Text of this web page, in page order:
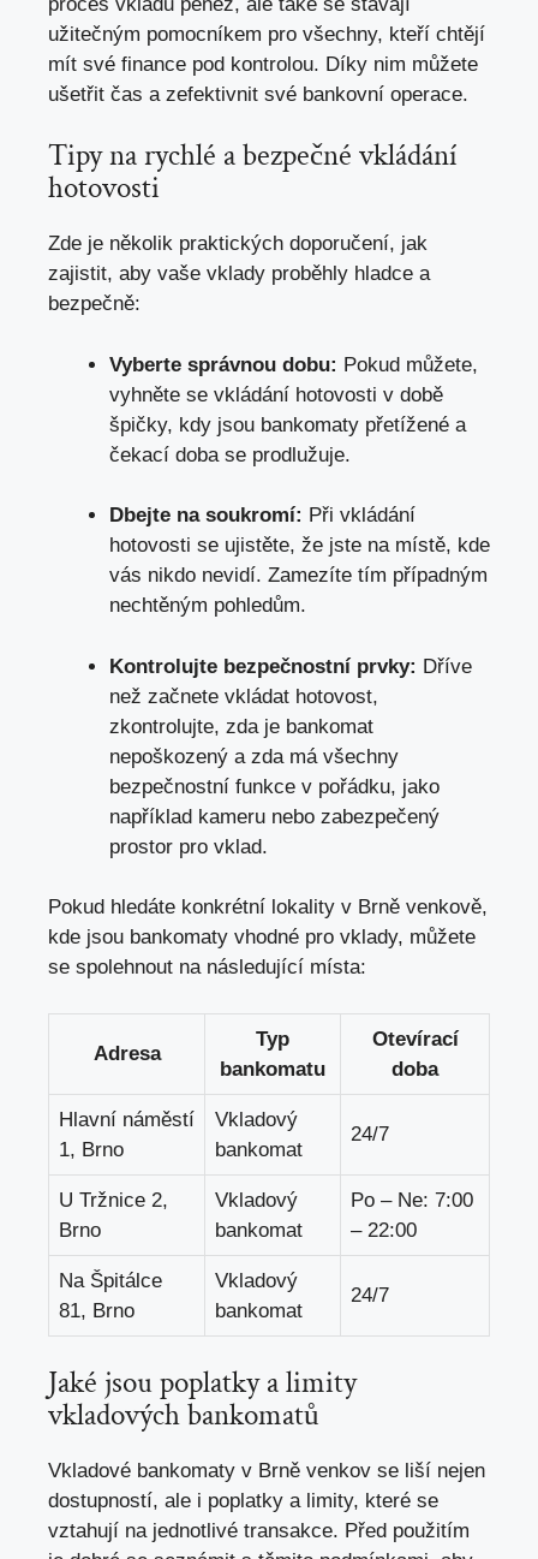
užitečným pomocníkem pro všechny, kteří chtějí
mít své finance pod kontrolou. Díky nim můžete
ušetřit čas a zefektivnit své bankovní operace.
Tipy na rychlé a bezpečné vkládání
hotovosti
Zde je několik praktických doporučení, jak
zajistit, aby vaše vklady proběhly hladce a
bezpečně:
Vyberte správnou dobu: Pokud můžete,
vyhněte se vkládání hotovosti v době
špičky, kdy jsou bankomaty přetížené a
čekací doba se prodlužuje.
Dbejte na soukromí: Při vkládání
hotovosti se ujistěte, že jste na místě, kde
vás nikdo nevidí. Zamezíte tím případným
nechtěným pohledům.
Kontrolujte bezpečnostní prvky: Dříve
než začnete vkládat hotovost,
zkontrolujte, zda je bankomat
nepoškozený a zda má všechny
bezpečnostní funkce v pořádku, jako
například kameru nebo zabezpečený
prostor pro vklad.
Pokud hledáte konkrétní lokality v Brně venkově,
kde jsou bankomaty vhodné pro vklady, můžete
se spolehnout na následující místa:
Adresa
Typ
bankomatu
Otevírací
doba
Hlavní náměstí
1, Brno
Vkladový
bankomat
24/7
U Tržnice 2,
Brno
Vkladový
bankomat
Po – Ne: 7:00
– 22:00
Na Špitálce
81, Brno
Vkladový
bankomat
24/7
Jaké jsou poplatky a limity
vkladových bankomatů
Vkladové bankomaty v Brně venkov se liší nejen
dostupností, ale i poplatky a limity, které se
vztahují na jednotlivé transakce. Před použitím